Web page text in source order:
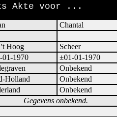
Akte voor ...
Chantal
Hoog
Scheer
01-1970
±01-01-1970
Onbekend
Holland
Onbekend
Onbekend
Gegevens onbekend.